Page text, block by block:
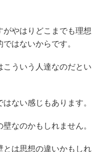
やはりどこまでも理想
はないからです。
ういう人達なのだとい
ない感じもあります。
なのかもしれません。
は思想の違いかもしれ